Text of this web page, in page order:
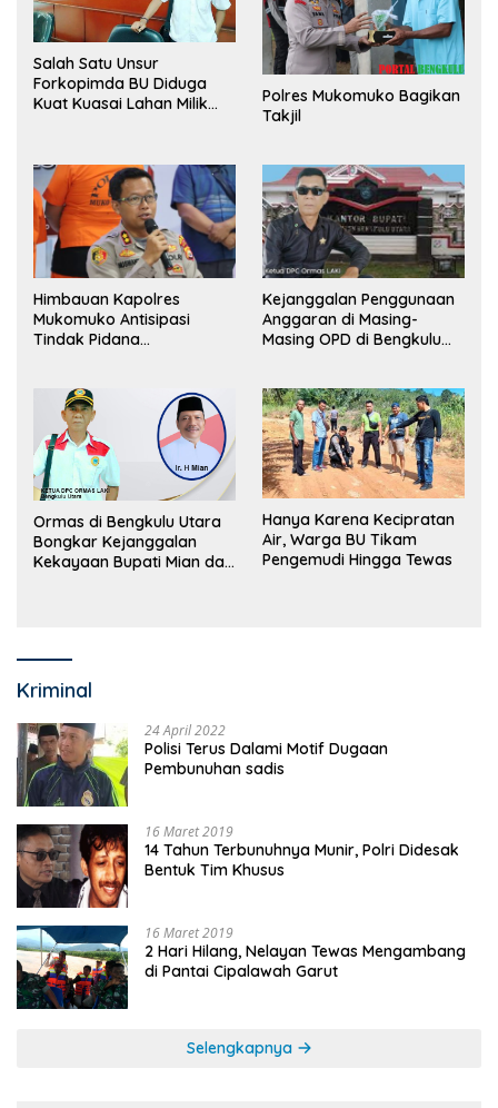
Salah Satu Unsur
Forkopimda BU Diduga
Kuat Kuasai Lahan Milik
Polres Mukomuko Bagikan
Takjil
Himbauan Kapolres
Mukomuko Antisipasi
Tindak Pidana
Kejanggalan Penggunaan
Anggaran di Masing-
Masing OPD di Bengkulu
Ormas di Bengkulu Utara
Bongkar Kejanggalan
Kekayaan Bupati Mian dan
Hanya Karena Kecipratan
Air, Warga BU Tikam
Pengemudi Hingga Tewas
Kriminal
24 April 2022
Polisi Terus Dalami Motif Dugaan
Pembunuhan sadis
16 Maret 2019
14 Tahun Terbunuhnya Munir, Polri Didesak
Bentuk Tim Khusus
16 Maret 2019
2 Hari Hilang, Nelayan Tewas Mengambang
di Pantai Cipalawah Garut
Selengkapnya